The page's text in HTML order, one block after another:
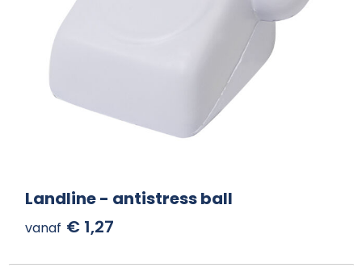
Landline - antistress ball
vanaf € 1,27